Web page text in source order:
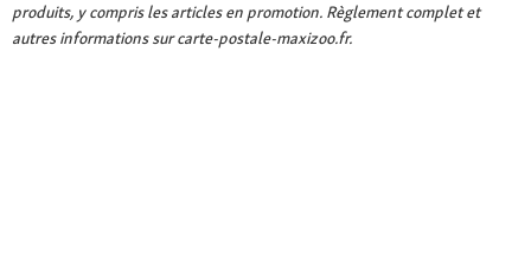
produits, y compris les articles en promotion. Règlement complet et
autres informations sur carte-postale-maxizoo.fr.